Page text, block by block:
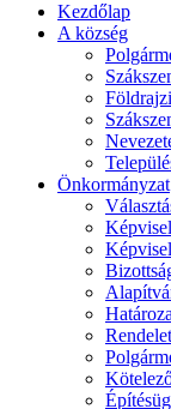
Kezdőlap
A község
Önkormányzat